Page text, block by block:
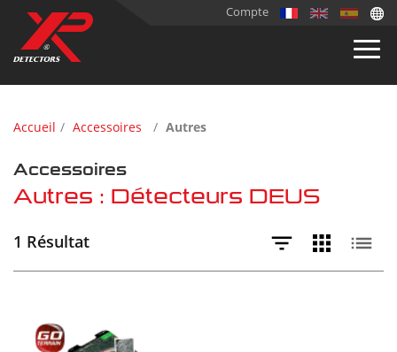
Compte
Accueil Accessoires Autres
Accessoires
Autres : Détecteurs DEUS
1 Résultat